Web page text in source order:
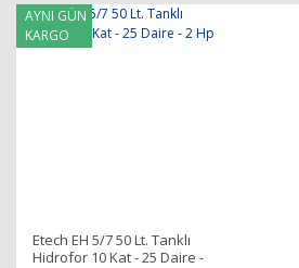
AYNI GÜN
KARGO
Etech EH 5/7 50 Lt. Tanklı
Hidrofor 10 Kat - 25 Daire -